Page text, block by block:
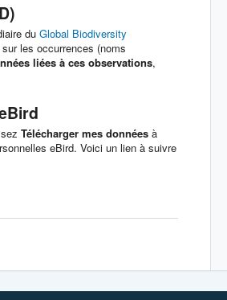
du Global Biodiversity
les occurrences (noms
liées à ces observations,
Télécharger mes données à
eBird. Voici un lien à suivre